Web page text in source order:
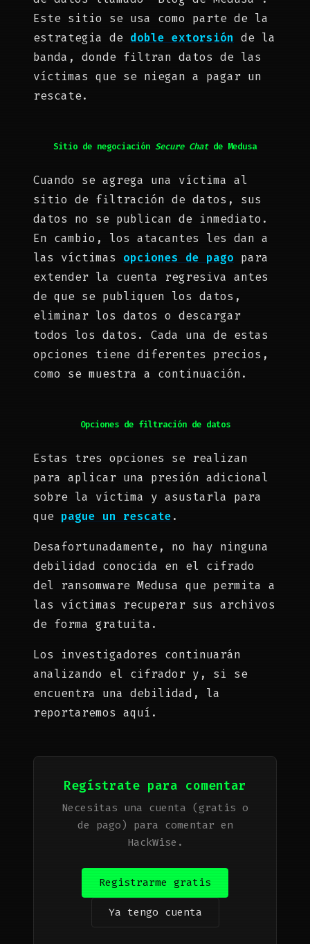
Este sitio se usa como parte de la
estrategia de doble extorsión de la
banda, donde filtran datos de las
víctimas que se niegan a pagar un
rescate.
Sitio de negociación Secure Chatde Medusa
Cuando se agrega una víctima al
sitio de filtración de datos, sus
datos no se publican de inmediato.
En cambio, los atacantes les dan a
las víctimas opciones de pago para
extender la cuenta regresiva antes
de que se publiquen los datos,
eliminar los datos o descargar
todos los datos. Cada una de estas
opciones tiene diferentes precios,
como se muestra a continuación.
Opciones de filtración de datos
Estas tres opciones se realizan
para aplicar una presión adicional
sobre la víctima y asustarla para
que pague un rescate.
Desafortunadamente, no hay ninguna
debilidad conocida en el cifrado
del ransomware Medusa que permita a
las víctimas recuperar sus archivos
de forma gratuita.
Los investigadores continuarán
analizando el cifrador y, si se
encuentra una debilidad, la
reportaremos aquí.
Regístrate para comentar
Necesitas una cuenta (gratis o
de pago) para comentar en
HackWise.
Registrarme gratis
Ya tengo cuenta